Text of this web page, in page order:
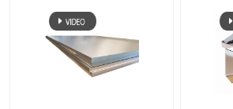
Folha da liga de alumínio